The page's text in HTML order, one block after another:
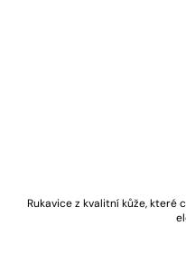
Rukavice z kvalitní kůže,